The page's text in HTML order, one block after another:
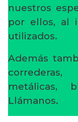
nuestros
por ellos, al
utilizados.
Además
correderas,
metálicas,
Llámanos.